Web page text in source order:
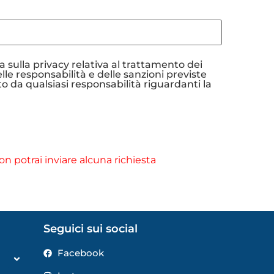
sulla privacy relativa al trattamento dei
responsabilità e delle sanzioni previste
da qualsiasi responsabilità riguardanti la
potrai inviare alcuna richiesta
Seguici sui social
Facebook